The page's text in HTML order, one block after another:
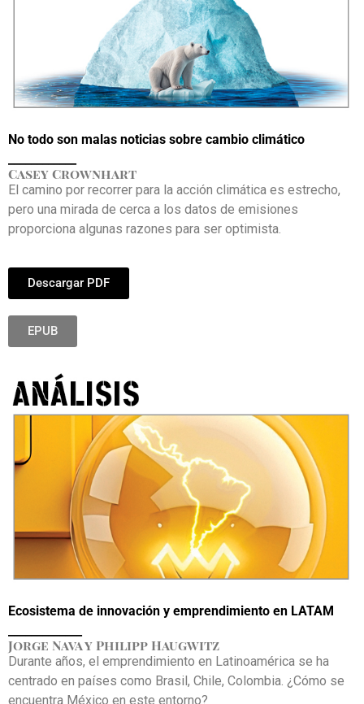
No todo son malas noticias sobre cambio climático
Casey Crownhart
El camino por recorrer para la acción climática es estrecho,
pero una mirada de cerca a los datos de emisiones
proporciona algunas razones para ser optimista.
Descargar PDF
EPUB
Ecosistema de innovación y emprendimiento en LATAM
Jorge Nava y Philipp Haugwitz
Durante años, el emprendimiento en Latinoamérica se ha
centrado en países como Brasil, Chile, Colombia. ¿Cómo se
encuentra México en este entorno?